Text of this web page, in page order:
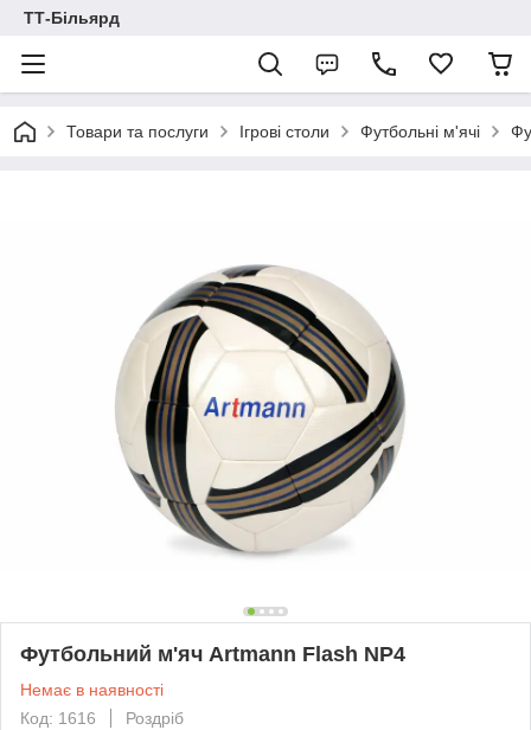
ТТ-Більярд
Товари та послуги Ігрові столи Футбольні м'ячі
Футбольний м'яч Artmann Flash NP4
Немає в наявності
Код: 1616
Роздріб